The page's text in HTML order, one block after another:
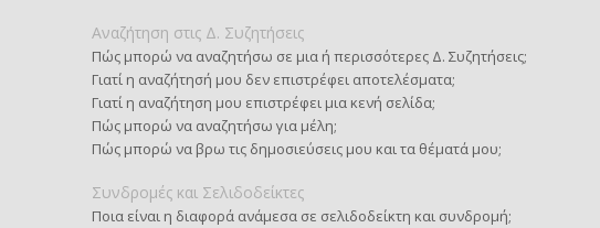
Αναζήτηση στις Δ. Συζητήσεις
Πώς μπορώ να αναζητήσω σε μια ή περισσότερες Δ. Συζητήσεις;
Γιατί η αναζήτησή μου δεν επιστρέφει αποτελέσματα;
Γιατί η αναζήτηση μου επιστρέφει μια κενή σελίδα;
Πώς μπορώ να αναζητήσω για μέλη;
Πώς μπορώ να βρω τις δημοσιεύσεις μου και τα θέματά μου;
Συνδρομές και Σελιδοδείκτες
Ποια είναι η διαφορά ανάμεσα σε σελιδοδείκτη και συνδρομή;